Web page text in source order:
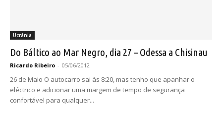
Ucrânia
Do Báltico ao Mar Negro, dia 27 – Odessa a Chisinau
Ricardo Ribeiro - 05/06/2012
26 de Maio O autocarro sai às 8:20, mas tenho que apanhar o
eléctrico e adicionar uma margem de tempo de segurança
confortável para qualquer...